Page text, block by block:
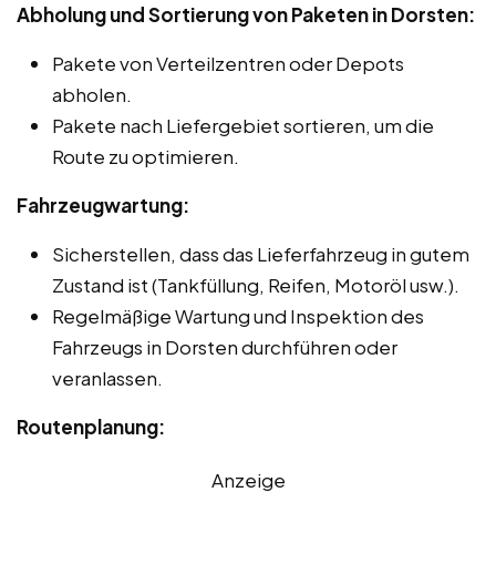
Abholung und Sortierung von Paketen in Dorsten:
Pakete von Verteilzentren oder Depots
abholen.
Pakete nach Liefergebiet sortieren, um die
Route zu optimieren.
Fahrzeugwartung:
Sicherstellen, dass das Lieferfahrzeug in gutem
Zustand ist (Tankfüllung, Reifen, Motoröl usw.).
Regelmäßige Wartung und Inspektion des
Fahrzeugs in Dorsten durchführen oder
veranlassen.
Routenplanung:
Anzeige